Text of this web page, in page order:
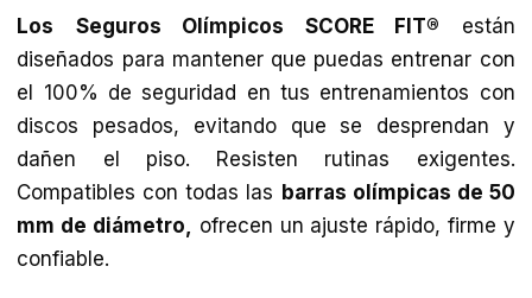
Los Seguros Olímpicos SCORE FIT® están
diseñados para mantener que puedas entrenar con
el 100% de seguridad en tus entrenamientos con
discos pesados, evitando que se desprendan y
dañen el piso. Resisten rutinas exigentes.
Compatibles con todas las barras olímpicas de 50
mm de diámetro
ofrecen un ajuste rápido, firme y
confiable.